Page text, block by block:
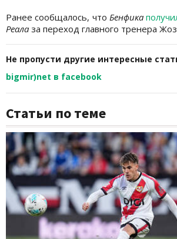
Ранее сообщалось, что Бенфика
Реала за переход главного тренера
Не пропусти другие интересные
bigmir)net в facebook
Статьи по теме